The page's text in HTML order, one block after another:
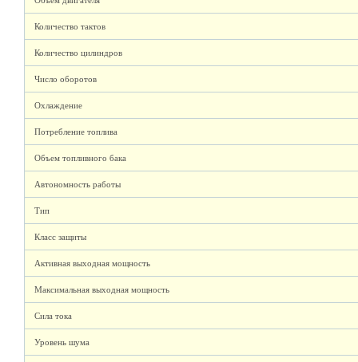
Количество тактов
Количество цилиндров
Число оборотов
Охлаждение
Потребление топлива
Объем топливного бака
Автономность работы
Тип
Класс защиты
Активная выходная мощность
Максимальная выходная мощность
Сила тока
Уровень шума